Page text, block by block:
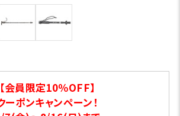
【会員限定10％OFF】
ーポンキャンペーン！